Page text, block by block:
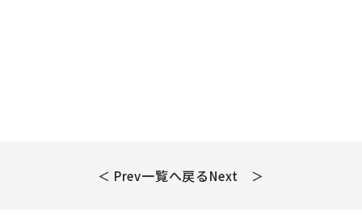
＜ Prev一覧へ戻るNext ＞